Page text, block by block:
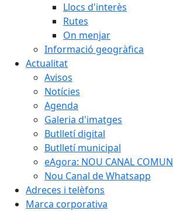
Llocs d'interès
Rutes
On menjar
Informació geogràfica
Actualitat
Avisos
Notícies
Agenda
Galeria d'imatges
Butlletí digital
Butlletí municipal
eAgora: NOU CANAL
Nou Canal de Whatsapp
Adreces i telèfons
Marca corporativa